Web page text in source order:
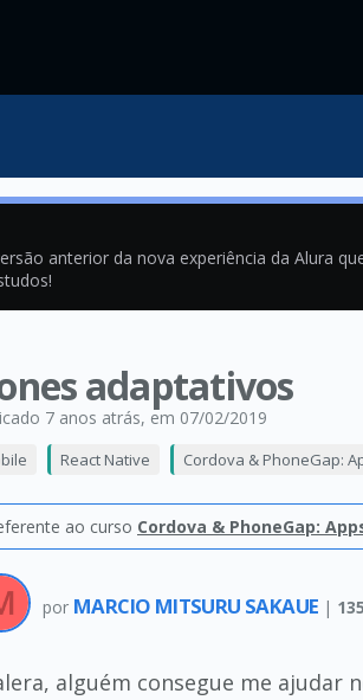
anterior da nova experiência da Alura
adaptativos
7 anos atrás, em 07/02/2019
React Native Cordova & PhoneGap:
ao curso Cordova & PhoneGap:
por MARCIO MITSURU SAKAUE |
alguém consegue me ajudar